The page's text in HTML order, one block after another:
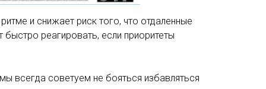
и снижает риск того, что отдаленные
быстро реагировать, если приоритеты
всегда советуем не бояться избавляться